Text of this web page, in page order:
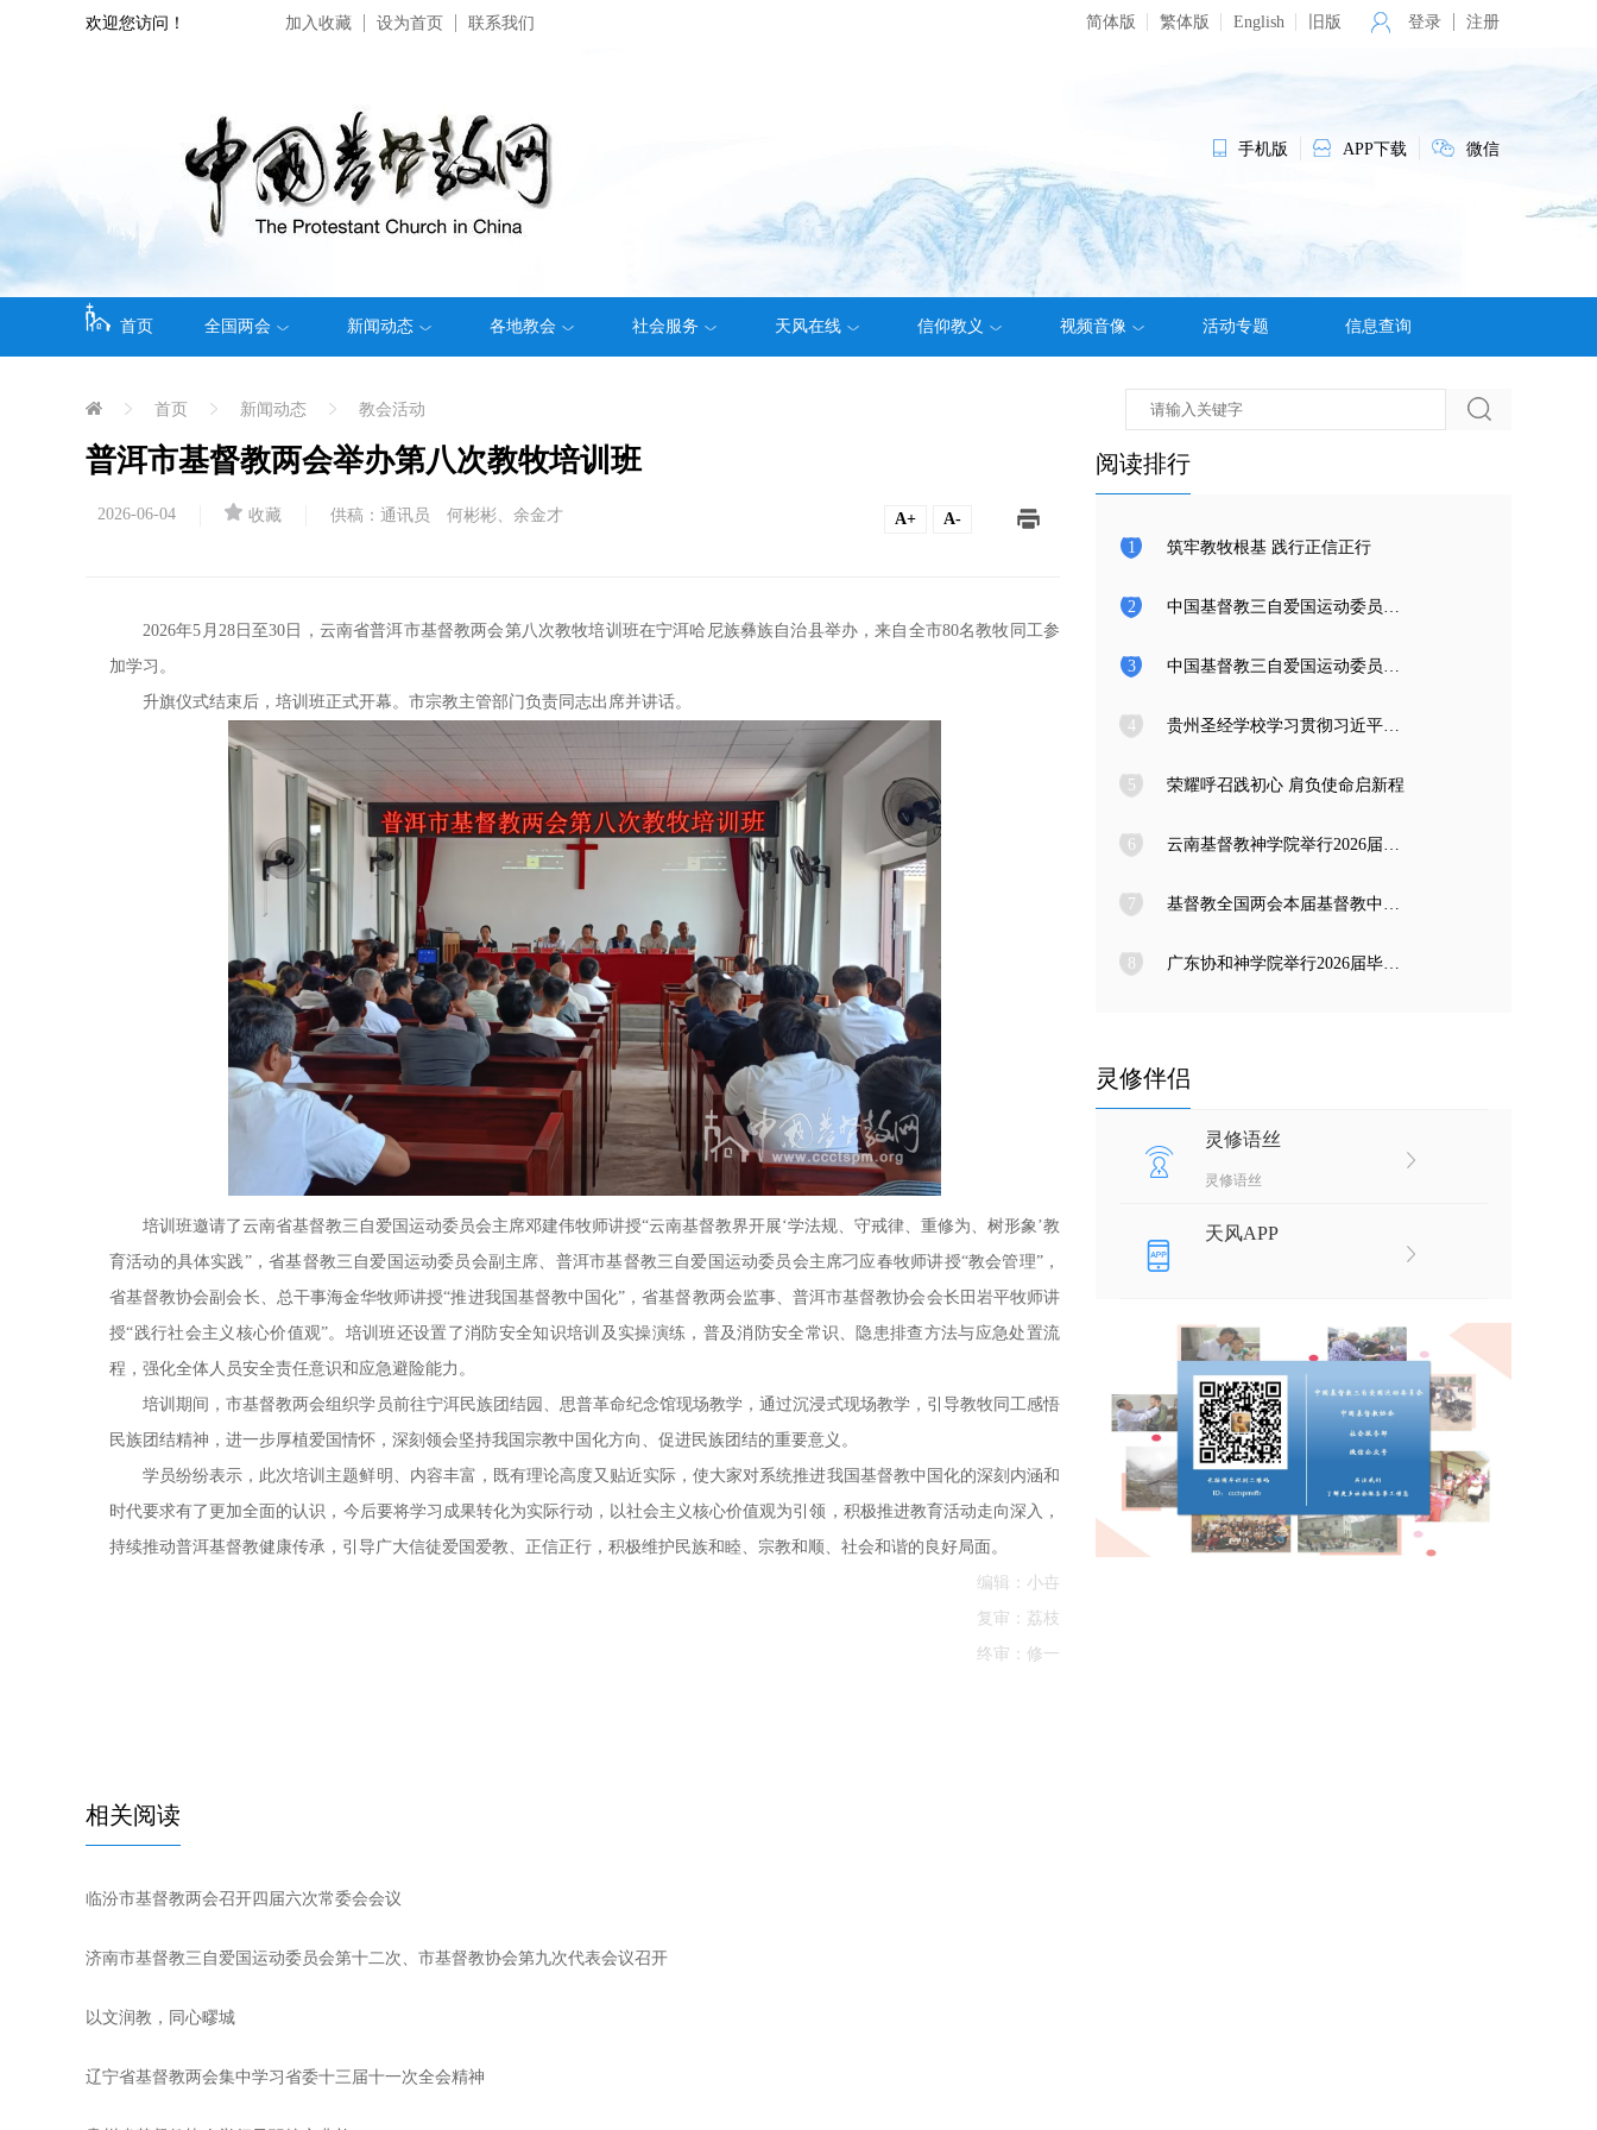
欢迎您访问！ 加入收藏 设为首页 联系我们 简体版 繁体版 English 旧版 登录 注册
手机版 APP下载 微信
首页 全国两会 新闻动态 各地教会 社会服务 天风在线 信仰教义 视频音像 活动专题 信息查询
首页 新闻动态 教会活动
普洱市基督教两会举办第八次教牧培训班
2026-06-04 收藏 供稿：通讯员 何彬彬、余金才 A+ A-
2026年5月28日至30日，云南省普洱市基督教两会第八次教牧培训班在宁洱哈尼族彝族自治县举办，来自全市80名教牧同工参
加学习。
升旗仪式结束后，培训班正式开幕。市宗教主管部门负责同志出席并讲话。
培训班邀请了云南省基督教三自爱国运动委员会主席邓建伟牧师讲授“云南基督教界开展‘学法规、守戒律、重修为、树形象’教
育活动的具体实践”，省基督教三自爱国运动委员会副主席、普洱市基督教三自爱国运动委员会主席刁应春牧师讲授“教会管理”，
省基督教协会副会长、总干事海金华牧师讲授“推进我国基督教中国化”，省基督教两会监事、普洱市基督教协会会长田岩平牧师讲
授“践行社会主义核心价值观”。培训班还设置了消防安全知识培训及实操演练，普及消防安全常识、隐患排查方法与应急处置流
程，强化全体人员安全责任意识和应急避险能力。
培训期间，市基督教两会组织学员前往宁洱民族团结园、思普革命纪念馆现场教学，通过沉浸式现场教学，引导教牧同工感悟
民族团结精神，进一步厚植爱国情怀，深刻领会坚持我国宗教中国化方向、促进民族团结的重要意义。
学员纷纷表示，此次培训主题鲜明、内容丰富，既有理论高度又贴近实际，使大家对系统推进我国基督教中国化的深刻内涵和
时代要求有了更加全面的认识，今后要将学习成果转化为实际行动，以社会主义核心价值观为引领，积极推进教育活动走向深入，
持续推动普洱基督教健康传承，引导广大信徒爱国爱教、正信正行，积极维护民族和睦、宗教和顺、社会和谐的良好局面。
编辑：小卋
复审：荔枝
终审：修一
相关阅读
临汾市基督教两会召开四届六次常委会会议
济南市基督教三自爱国运动委员会第十二次、市基督教协会第九次代表会议召开
以文润教，同心疁城
辽宁省基督教两会集中学习省委十三届十一次全会精神
阅读排行
1 筑牢教牧根基 践行正信正行
2 中国基督教三自爱国运动委员会2026年度公开招聘工作人员面试公告
3 中国基督教三自爱国运动委员会2026年度公开招聘应届高校毕业生面试公告
4 贵州圣经学校学习贯彻习近平总书记在庆祝中国共产党成立105周年大会上的重要讲话精神
5 荣耀呼召践初心 肩负使命启新程
6 云南基督教神学院举行2026届毕业典礼
7 基督教全国两会本届基督教中国化推进委员会在成都召开专题编写工作会议
8 广东协和神学院举行2026届毕业感恩崇拜暨毕业典礼
灵修伴侣
灵修语丝
灵修语丝
天风APP